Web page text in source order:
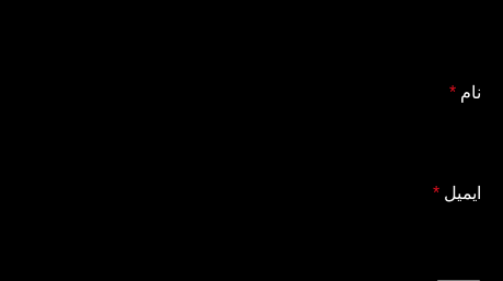
نام *
ایمیل *